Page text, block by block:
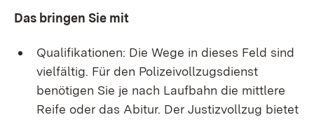
Das bringen Sie mit
Qualifikationen: Die Wege in dieses Feld sind
vielfältig. Für den Polizeivollzugsdienst
benötigen Sie je nach Laufbahn die mittlere
Reife oder das Abitur. Der Justizvollzug bietet